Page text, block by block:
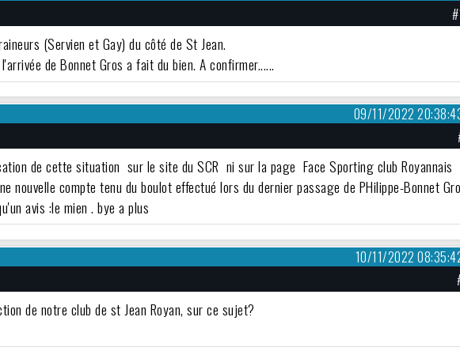
(Servien et Gay) du côté de St Jean.
de Bonnet Gros a fait du bien. A confirmer......
09/11/2022
de cette situation sur le site du SCR ni sur la page Face Sporting club Royannais
nouvelle compte tenu du boulot effectué lors du dernier passage de PHilippe-Bonnet
avis :le mien . bye a plus
10/11/2022
de notre club de st Jean Royan, sur ce sujet?